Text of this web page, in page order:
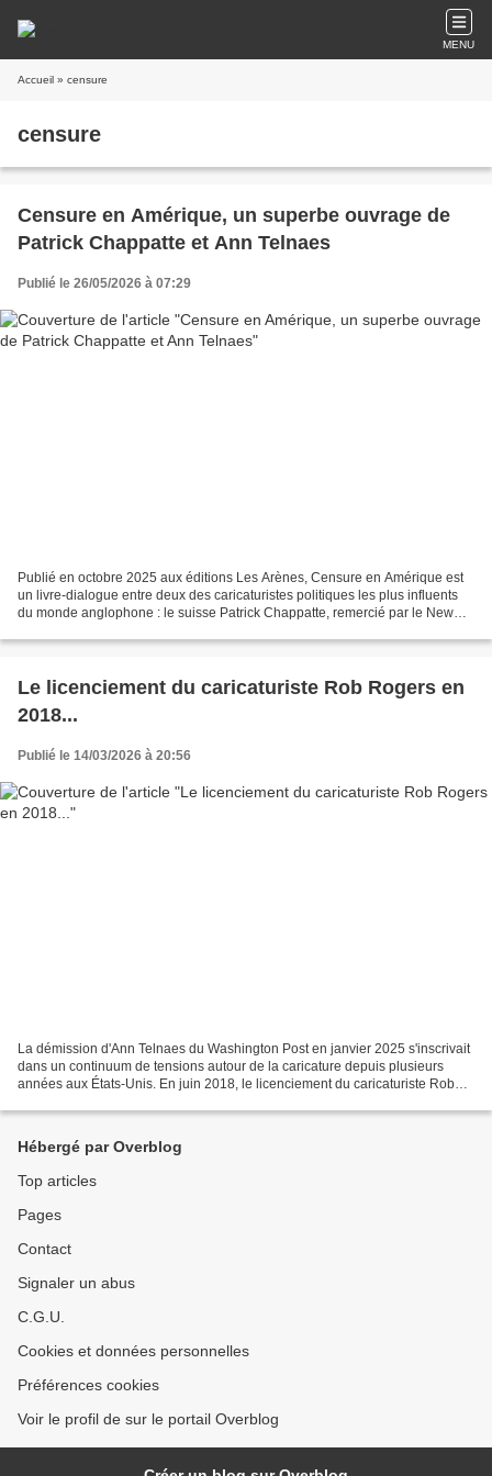
MENU
Accueil » censure
censure
Censure en Amérique, un superbe ouvrage de
Patrick Chappatte et Ann Telnaes
Publié le 26/05/2026 à 07:29
Publié en octobre 2025 aux éditions Les Arènes, Censure en Amérique est
un livre-dialogue entre deux des caricaturistes politiques les plus influents
du monde anglophone : le suisse Patrick Chappatte, remercié par le New
Le licenciement du caricaturiste Rob Rogers en
2018...
Publié le 14/03/2026 à 20:56
La démission d'Ann Telnaes du Washington Post en janvier 2025 s'inscrivait
dans un continuum de tensions autour de la caricature depuis plusieurs
années aux États-Unis. En juin 2018, le licenciement du caricaturiste Rob
Hébergé par Overblog
Top articles
Pages
Contact
Signaler un abus
C.G.U.
Cookies et données personnelles
Préférences cookies
Voir le profil de sur le portail Overblog